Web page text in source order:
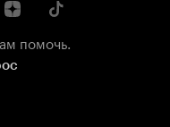
помочь.